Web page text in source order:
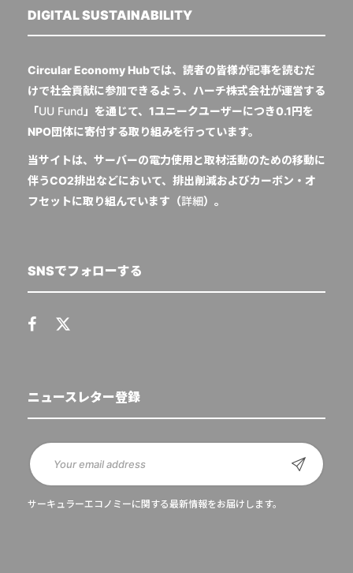
DIGITAL SUSTAINABILITY
Circular Economy Hubでは、読者の皆様が記事を読むだ
けで社会貢献に参加できるよう、ハーチ株式会社が運営する
「UU Fund 」を通じて、1ユニークユーザーにつき0.1円を
NPO団体に寄付する取り組みを行っています。
当サイトは、サーバーの電力使用と取材活動のための移動に
伴うCO2排出などにおいて、排出削減およびカーボン・オ
フセットに取り組んでいます（詳細）。
SNSでフォローする
ニュースレター登録
サーキュラーエコノミーに関する最新情報をお届けします。